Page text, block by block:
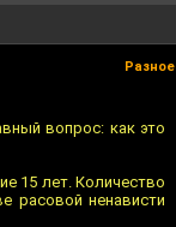
Разное
вопрос: как это
15 лет. Количество
расовой ненависти